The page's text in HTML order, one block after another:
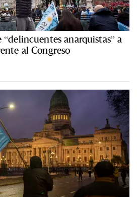
anarquistas” a
al Congreso